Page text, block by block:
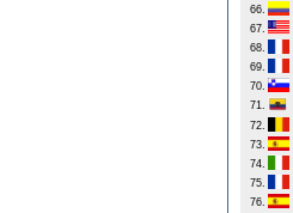
66.
67.
68.
69.
70.
71.
72.
73.
74.
75.
76.